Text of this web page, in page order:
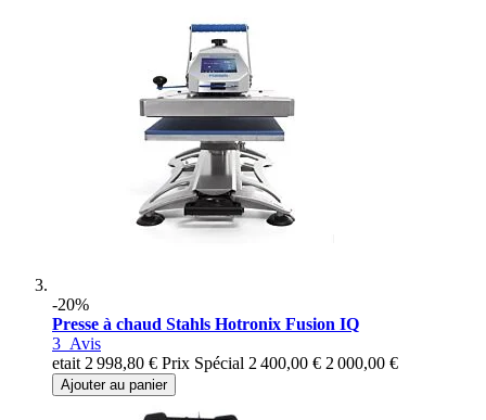
-20%
Presse à chaud Stahls Hotronix Fusion IQ
3 Avis
etait 2 998,80 € Prix Spécial 2 400,00 € 2 000,00 €
Ajouter au panier